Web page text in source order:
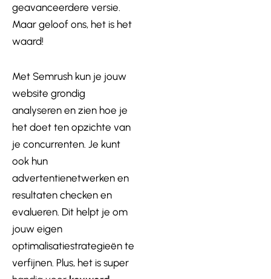
geavanceerdere versie.
Maar geloof ons, het is het
waard!
Met Semrush kun je jouw
website grondig
analyseren en zien hoe je
het doet ten opzichte van
je concurrenten. Je kunt
ook hun
advertentienetwerken en
resultaten checken en
evalueren. Dit helpt je om
jouw eigen
optimalisatiestrategieën te
verfijnen. Plus, het is super